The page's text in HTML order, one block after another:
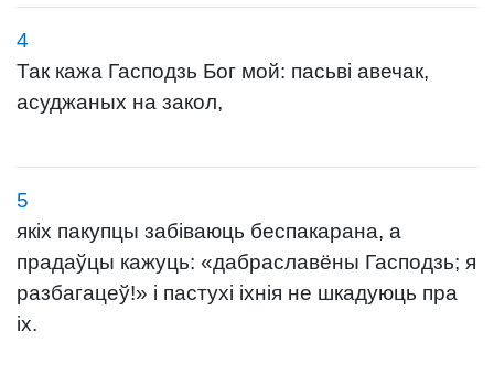
4
Так кажа Гасподзь Бог мой: пасьві авечак,
асуджаных на закол,
5
якіх пакупцы забіваюць беспакарана, а
прадаўцы кажуць: «дабраславёны Гасподзь; я
разбагацеў!» і пастухі іхнія не шкадуюць пра
іх.